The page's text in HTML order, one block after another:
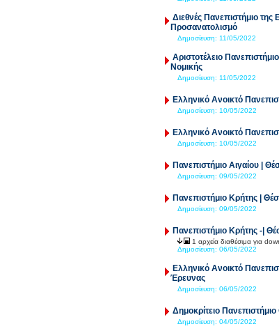
Διεθνές Πανεπιστήμιο
Προσανατολισμό
Δημοσίευση: 11/05/2022
Αριστοτέλειο
Νομικής
Δημοσίευση: 11/05/2022
Ελληνικό Ανοικτό
Δημοσίευση: 10/05/2022
Ελληνικό Ανοικτό
Δημοσίευση: 10/05/2022
Πανεπιστήμιο Αιγαίου |
Δημοσίευση: 09/05/2022
Πανεπιστήμιο Κρήτης |
Δημοσίευση: 09/05/2022
Πανεπιστήμιο Κρήτης -|
1 αρχεία διαθέσιμα για
Δημοσίευση: 06/05/2022
Ελληνικό Ανοικτό
Έρευνας
Δημοσίευση: 06/05/2022
Δημοκρίτειο
Δημοσίευση: 04/05/2022